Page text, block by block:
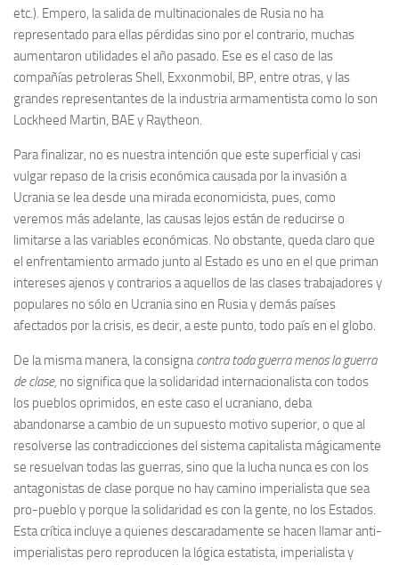
etc.). Empero, la salida de multinacionales de Rusia no ha
representado para ellas pérdidas sino por el contrario, muchas
aumentaron utilidades el año pasado. Ese es el caso de las
compañías petroleras Shell, Exxonmobil, BP, entre otras, y las
grandes representantes de la industria armamentista como lo son
Lockheed Martin, BAE y Raytheon.
Para finalizar, no es nuestra intención que este superficial y casi
vulgar repaso de la crisis económica causada por la invasión a
Ucrania se lea desde una mirada economicista, pues, como
veremos más adelante, las causas lejos están de reducirse o
limitarse a las variables económicas. No obstante, queda claro que
el enfrentamiento armado junto al Estado es uno en el que priman
intereses ajenos y contrarios a aquellos de las clases trabajadores y
populares no sólo en Ucrania sino en Rusia y demás países
afectados por la crisis, es decir, a este punto, todo país en el globo.
De la misma manera, la consignacontra toda guerra menos la guerra
de clase, no significa que la solidaridad internacionalista con todos
los pueblos oprimidos, en este caso el ucraniano, deba
abandonarse a cambio de un supuesto motivo superior, o que al
resolverse las contradicciones del sistema capitalista mágicamente
se resuelvan todas las guerras, sino que la lucha nunca es con los
antagonistas de clase porque no hay camino imperialista que sea
pro-pueblo y porque la solidaridad es con la gente, no los Estados.
Esta crítica incluye a quienes descaradamente se hacen llamar anti-
imperialistas pero reproducen la lógica estatista, imperialista y